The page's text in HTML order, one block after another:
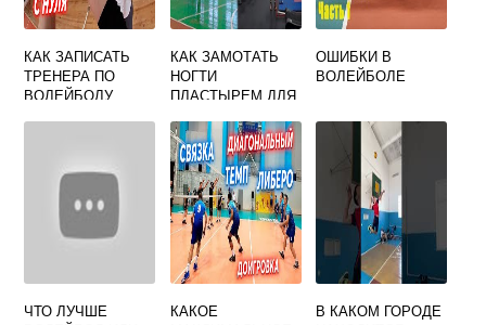
КАК ЗАПИСАТЬ
ТРЕНЕРА ПО
ВОЛЕЙБОЛУ
КАК ЗАМОТАТЬ
НОГТИ
ПЛАСТЫРЕМ ДЛЯ
ОШИБКИ В
ВОЛЕЙБОЛЕ
ЧТО ЛУЧШЕ
КАКОЕ
В КАКОМ ГОРОДЕ